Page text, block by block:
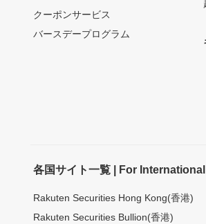
クーポンサービス
バースデープログラム
各国サイト一覧 | For International
Rakuten Securities Hong Kong(香港)
Rakuten Securities Bullion(香港)